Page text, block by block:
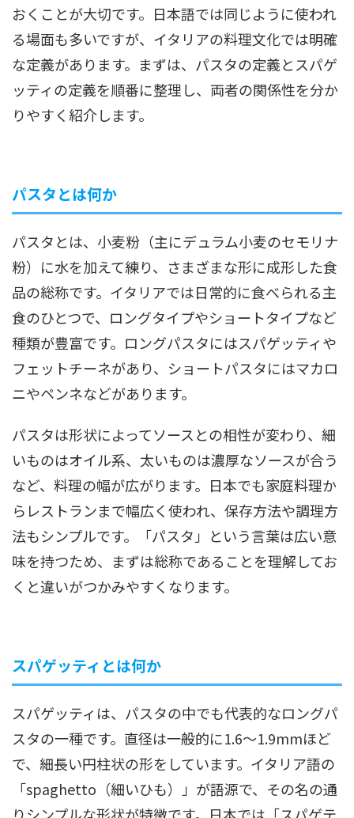
おくことが大切です。日本語では同じように使われ
る場面も多いですが、イタリアの料理文化では明確
な定義があります。まずは、パスタの定義とスパゲ
ッティの定義を順番に整理し、両者の関係性を分か
りやすく紹介します。
パスタとは何か
パスタとは、小麦粉（主にデュラム小麦のセモリナ
粉）に水を加えて練り、さまざまな形に成形した食
品の総称です。イタリアでは日常的に食べられる主
食のひとつで、ロングタイプやショートタイプなど
種類が豊富です。ロングパスタにはスパゲッティや
フェットチーネがあり、ショートパスタにはマカロ
ニやペンネなどがあります。
パスタは形状によってソースとの相性が変わり、細
いものはオイル系、太いものは濃厚なソースが合う
など、料理の幅が広がります。日本でも家庭料理か
らレストランまで幅広く使われ、保存方法や調理方
法もシンプルです。「パスタ」という言葉は広い意
味を持つため、まずは総称であることを理解してお
くと違いがつかみやすくなります。
スパゲッティとは何か
スパゲッティは、パスタの中でも代表的なロングパ
スタの一種です。直径は一般的に1.6〜1.9mmほど
で、細長い円柱状の形をしています。イタリア語の
「spaghetto（細いひも）」が語源で、その名の通